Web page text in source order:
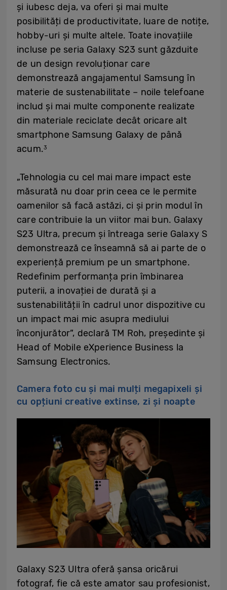
și iubesc deja, va oferi și mai multe
posibilități de productivitate, luare de notițe,
hobby-uri și multe altele. Toate inovațiile
incluse pe seria Galaxy S23 sunt găzduite
de un design revoluționar care
demonstrează angajamentul Samsung în
materie de sustenabilitate – noile telefoane
includ și mai multe componente realizate
din materiale reciclate decât oricare alt
smartphone Samsung Galaxy de până
acum.3
„Tehnologia cu cel mai mare impact este
măsurată nu doar prin ceea ce le permite
oamenilor să facă astăzi, ci și prin modul în
care contribuie la un viitor mai bun. Galaxy
S23 Ultra, precum și întreaga serie Galaxy S
demonstrează ce înseamnă să ai parte de o
experiență premium pe un smartphone.
Redefinim performanța prin îmbinarea
puterii, a inovației de durată și a
sustenabilității în cadrul unor dispozitive cu
un impact mai mic asupra mediului
înconjurător”, declară TM Roh, președinte și
Head of Mobile eXperience Business la
Samsung Electronics.
Camera foto cu și mai mulți megapixeli și
cu opțiuni creative extinse, zi și noapte
Galaxy S23 Ultra oferă șansa oricărui
fotograf, fie că este amator sau profesionist,